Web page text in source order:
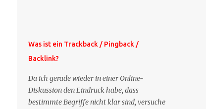
Weitere Mailangebote dieser Art sehen Sie
auf meiner XING-Seite oder hier oben rechts
im Blog. Die Profilfragen werde ich
mittelfristig aus der normalen XING-Tipp-
Mail entfernen, da ich sie so nur an einer
Stelle pflegen muss.
Was ist ein Trackback / Pingback /
Backlink?
Da ich gerade wieder in einer Online-
Diskussion den Eindruck habe, dass
bestimmte Begriffe nicht klar sind, versuche